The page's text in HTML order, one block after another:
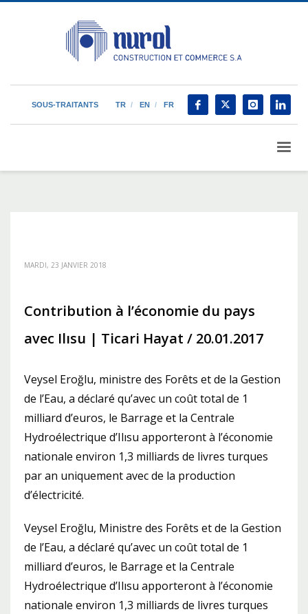
SOUS-TRAITANTS TR EN FR
MARDI, 23 JANVIER 2018
Contribution à l’économie du pays
avec Ilısu | Ticari Hayat / 20.01.2017
Veysel Eroğlu, ministre des Forêts et de la Gestion
de l’Eau, a déclaré qu’avec un coût total de 1
milliard d’euros, le Barrage et la Centrale
Hydroélectrique d’Ilısu apporteront à l’économie
nationale environ 1,3 milliards de livres turques
par an uniquement avec de la production
d’électricité.
Veysel Eroğlu, Ministre des Forêts et de la Gestion
de l’Eau, a déclaré qu’avec un coût total de 1
milliard d’euros, le Barrage et la Centrale
Hydroélectrique d’Ilısu apporteront à l’économie
nationale environ 1,3 milliards de livres turques